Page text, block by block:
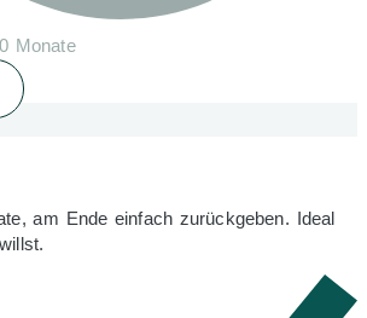
Monate
am Ende einfach zurückgeben. Ideal